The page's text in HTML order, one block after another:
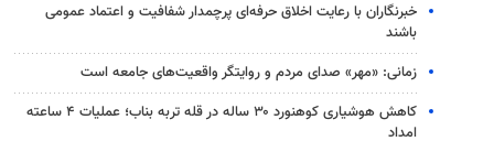
خبرنگاران با رعایت اخلاق حرفه‌ای پرچمدار شفافیت و اعتماد عمومی
باشند
زمانی: «مهر» صدای مردم و روایتگر واقعیت‌های جامعه است
کاهش هوشیاری کوهنورد ۳۰ ساله در قله تربه بناب؛ عملیات ۴ ساعته
امداد